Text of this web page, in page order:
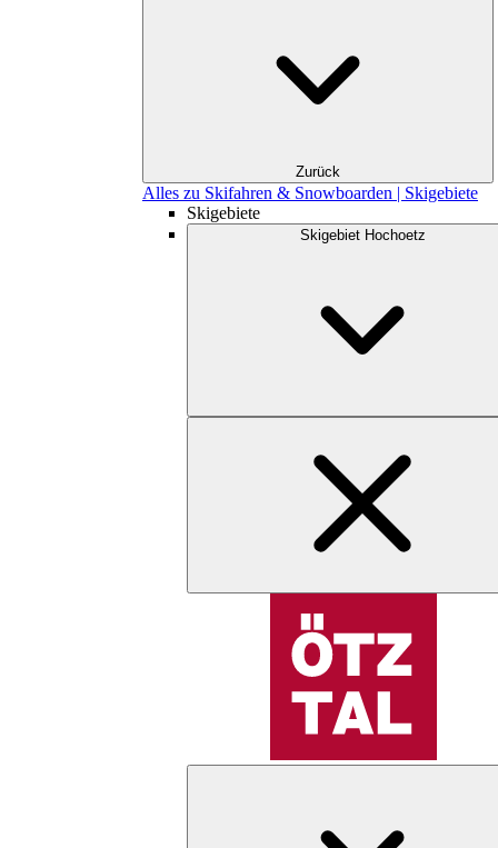
Zurück
Alles zu Skifahren & Snowboarden | Skigebiete
Skigebiete
Skigebiet Hochoetz